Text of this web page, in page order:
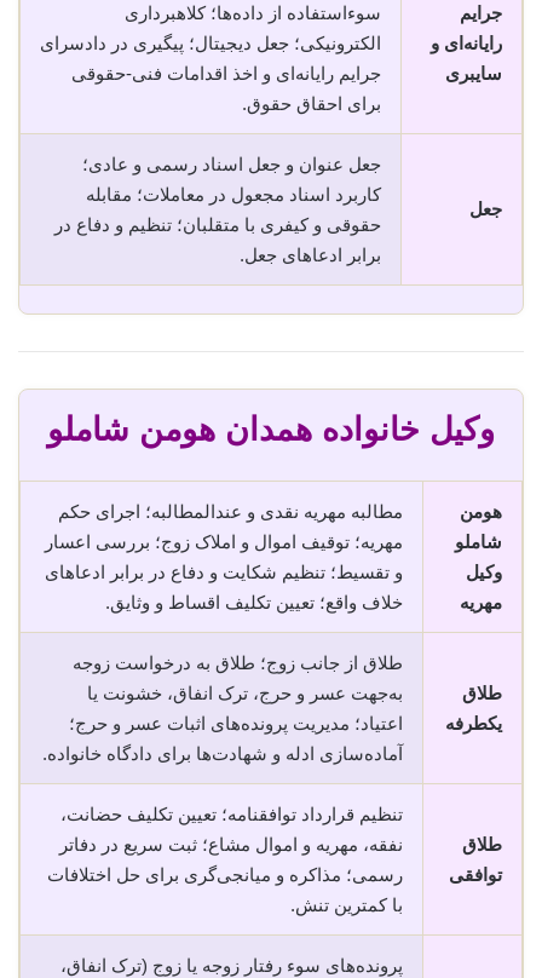
جرایم
رایانه‌ای و
سایبری
سوء‌استفاده از داده‌ها؛ کلاهبرداری
الکترونیکی؛ جعل دیجیتال؛ پیگیری در دادسرای
جرایم رایانه‌ای و اخذ اقدامات فنی-حقوقی
برای احقاق حقوق.
جعل
جعل عنوان و جعل اسناد رسمی و عادی؛
کاربرد اسناد مجعول در معاملات؛ مقابله
حقوقی و کیفری با متقلبان؛ تنظیم و دفاع در
برابر ادعاهای جعل.
وکیل خانواده همدان هومن شاملو
هومن
شاملو
وکیل
مهریه
مطالبه مهریه نقدی و عندالمطالبه؛ اجرای حکم
مهریه؛ توقیف اموال و املاک زوج؛ بررسی اعسار
و تقسیط؛ تنظیم شکایت و دفاع در برابر ادعاهای
خلاف واقع؛ تعیین تکلیف اقساط و وثایق.
طلاق
یکطرفه
طلاق از جانب زوج؛ طلاق به درخواست زوجه
به‌جهت عسر و حرج، ترک انفاق، خشونت یا
اعتیاد؛ مدیریت پرونده‌های اثبات عسر و حرج؛
آماده‌سازی ادله و شهادت‌ها برای دادگاه خانواده.
طلاق
توافقی
تنظیم قرارداد توافقنامه؛ تعیین تکلیف حضانت،
نفقه، مهریه و اموال مشاع؛ ثبت سریع در دفاتر
رسمی؛ مذاکره و میانجی‌گری برای حل اختلافات
با کمترین تنش.
پرونده‌های سوء رفتار زوجه یا زوج (ترک انفاق،